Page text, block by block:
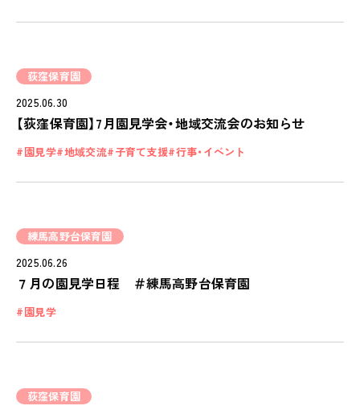
安全と安心
ピノキオハウス
PINOKIO'S HOUSE
VOICE
荻窪保育園
2025.06.30
【荻窪保育園】7月園見学会・地域交流会のお知らせ
園見学 地域交流 子育て支援 行事・イベント
練馬高野台保育園
2025.06.26
７月の園見学日程 ＃練馬高野台保育園
園見学
荻窪保育園